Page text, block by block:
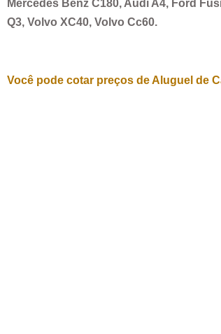
Mercedes Benz C180, Audi A4, Ford
Q3, Volvo XC40, Volvo Cc60.
Você pode cotar preços de Aluguel de